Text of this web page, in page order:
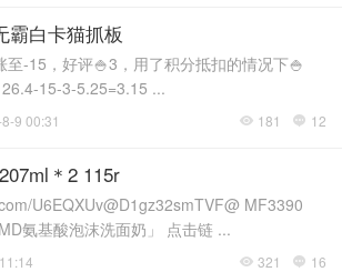
霸白卡猫抓板
-15，好评🍚3，用了积分抵扣的情况下🍚
15-3-5.25=3.15 ...
 181  12
9 00:31
＊2 115r
U6EQXUv@D1gz32smTVF@ MF3390
氨基酸泡沫洗面奶」 点击链 ...
 321  16